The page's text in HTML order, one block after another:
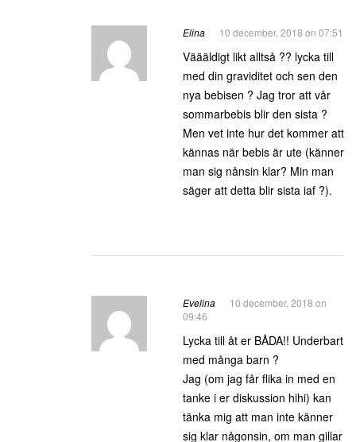
Elina 10 december, 2018 on 07:51
Väääldigt likt alltså ?? lycka till
med din graviditet och sen den
nya bebisen ? Jag tror att vår
sommarbebis blir den sista ?
Men vet inte hur det kommer att
kännas när bebis är ute (känner
man sig nånsin klar? Min man
säger att detta blir sista iaf ?).
Evelina
10 december, 2018 on
09:46
Lycka till åt er BÅDA!! Underbart
med många barn ?
Jag (om jag får flika in med en
tanke i er diskussion hihi) kan
tänka mig att man inte känner
sig klar någonsin, om man gillar